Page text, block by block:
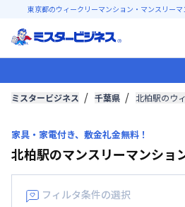
東京都のウィークリーマンション・マンスリー
ミスタービジネス 千葉県 北柏駅のウ
家具・家電付き、敷金礼金無料！
北柏駅のマンスリーマンショ
フィルタ条件の選択